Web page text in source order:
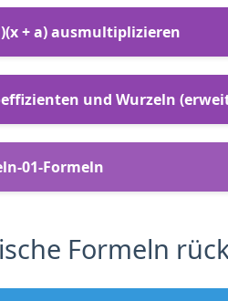
+ a) ausmultiplizieren
und Wurzeln
01-Formeln
Formeln